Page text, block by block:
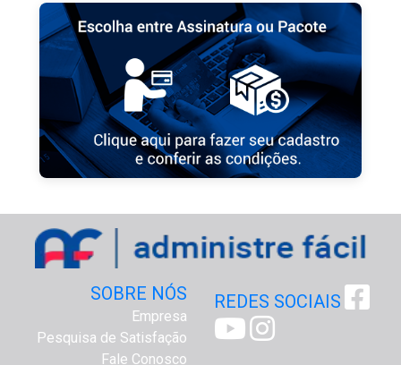
SOBRE NÓS
Empresa
Pesquisa de Satisfação
Fale Conosco
REDES SOCIAIS